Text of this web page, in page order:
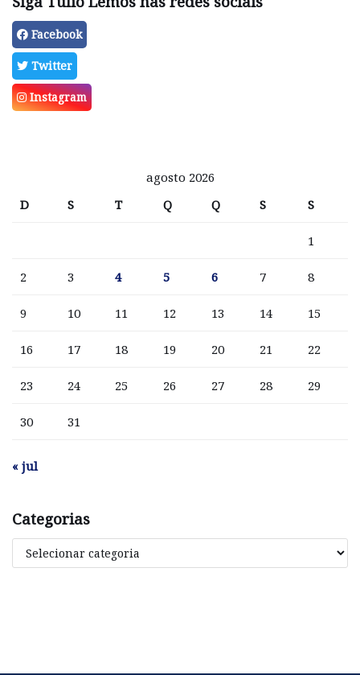
Facebook
Twitter
Instagram
agosto 2026
D
S T Q Q S S
1
2 3 4 5 6 7 8
9 10 11 12 13 14 15
16 17 18 19 20 21 22
23 24 25 26 27 28 29
30 31
« jul
Categorias